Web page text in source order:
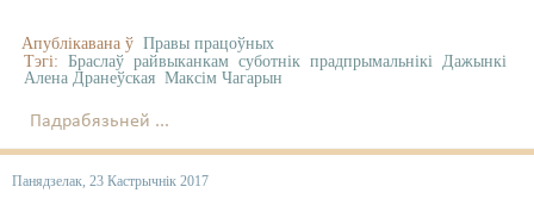
Апублікавана ў Правы працоўных
Тэгі: Браслаў райвыканкам суботнік прадпрымальнікі Дажынкі
Алена Дранеўская Максім Чагарын
Падрабязьней ...
Панядзелак, 23 Кастрычнік 2017
Суд
Сьмяротнае пакараньне